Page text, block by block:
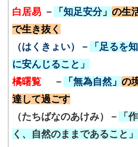
白居易 － 「 知足安分 」 の生
で生き抜く
（はくきょい）－
「足るを
に安んじること」
橘曙覧 － 「 無為自然 」 の
達して過ごす
（たちばなのあけみ）－
「
く、自然のままであること」